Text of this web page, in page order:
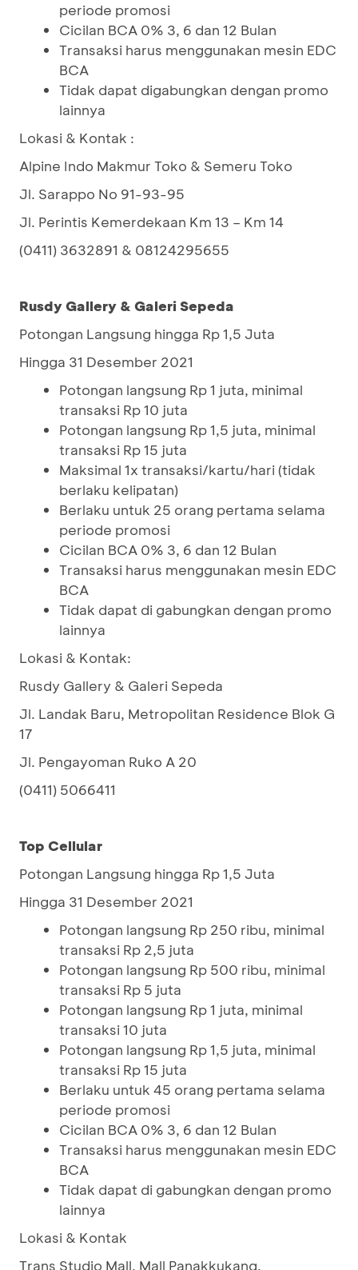
periode promosi
Cicilan BCA 0% 3, 6 dan 12 Bulan
Transaksi harus menggunakan mesin EDC
BCA
Tidak dapat digabungkan dengan promo
lainnya
Lokasi & Kontak :
Alpine Indo Makmur Toko & Semeru Toko
Jl. Sarappo No 91-93-95
Jl. Perintis Kemerdekaan Km 13 – Km 14
(0411) 3632891 & 08124295655
Rusdy Gallery & Galeri Sepeda
Potongan Langsung hingga Rp 1,5 Juta
Hingga 31 Desember 2021
Potongan langsung Rp 1 juta, minimal
transaksi Rp 10 juta
Potongan langsung Rp 1,5 juta, minimal
transaksi Rp 15 juta
Maksimal 1x transaksi/kartu/hari (tidak
berlaku kelipatan)
Berlaku untuk 25 orang pertama selama
periode promosi
Cicilan BCA 0% 3, 6 dan 12 Bulan
Transaksi harus menggunakan mesin EDC
BCA
Tidak dapat di gabungkan dengan promo
lainnya
Lokasi & Kontak:
Rusdy Gallery & Galeri Sepeda
Jl. Landak Baru, Metropolitan Residence Blok G
17
Jl. Pengayoman Ruko A 20
(0411) 5066411
Top Cellular
Potongan Langsung hingga Rp 1,5 Juta
Hingga 31 Desember 2021
Potongan langsung Rp 250 ribu, minimal
transaksi Rp 2,5 juta
Potongan langsung Rp 500 ribu, minimal
transaksi Rp 5 juta
Potongan langsung Rp 1 juta, minimal
transaksi 10 juta
Potongan langsung Rp 1,5 juta, minimal
transaksi Rp 15 juta
Berlaku untuk 45 orang pertama selama
periode promosi
Cicilan BCA 0% 3, 6 dan 12 Bulan
Transaksi harus menggunakan mesin EDC
BCA
Tidak dapat di gabungkan dengan promo
lainnya
Lokasi & Kontak
Trans Studio Mall, Mall Panakkukang,